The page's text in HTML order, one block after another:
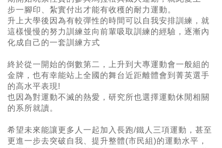
步一腳印、紮實付出才能有收穫的耐力運動。
升上大學後因為有較彈性的時間可以自我安排訓練，就
這樣慢慢的努力訓練並向前輩吸取訓練的經驗，逐漸內
化成自己的一套訓練方式
終於從一開始的倒數第二，上升到大專運動會一般組的
金牌，也有幸能站上全國的舞台近距離體會到菁英選手
的高水平表現!
也因為對運動不滅的熱愛，研究所也選擇運動休閒相關
的系所就讀。
希望未來能讓更多人一起加入長跑/鐵人三項運動，甚至
更進一步去突破自我、提升整體(市民組)的運動水平，